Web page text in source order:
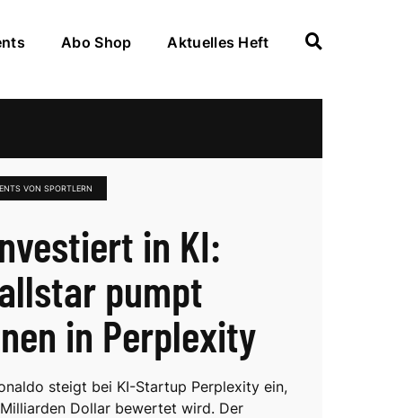
Abo Shop Aktuelles Heft
VON SPORTLERN
in KI:
pumpt
in Perplexity
steigt bei KI-Startup Perplexity ein,
Dollar bewertet wird. Der